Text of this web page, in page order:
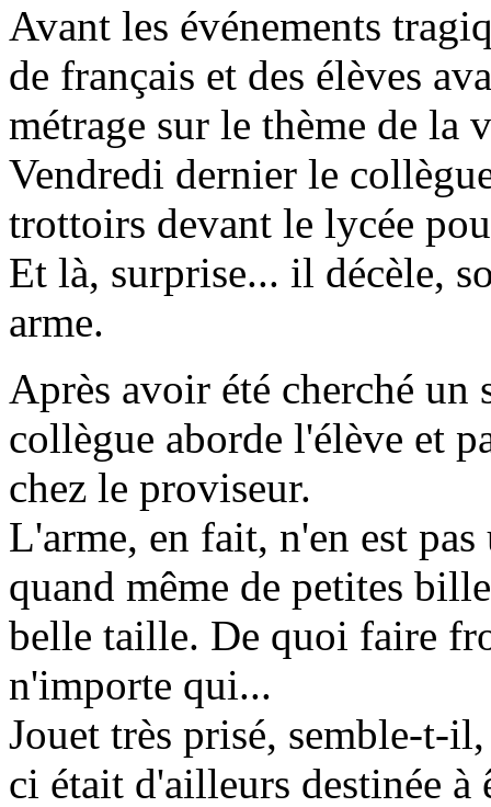
Avant les événements
de français et des élèves
métrage sur le thème de la
Vendredi dernier le
trottoirs devant le lycée
Et là, surprise... il décèle,
arme.
Après avoir été cherché
collègue aborde l'élève et
chez le proviseur.
L'arme, en fait, n'en est
quand même de petites
belle taille. De quoi faire
n'importe qui...
Jouet très prisé, semble-t-
ci était d'ailleurs destinée